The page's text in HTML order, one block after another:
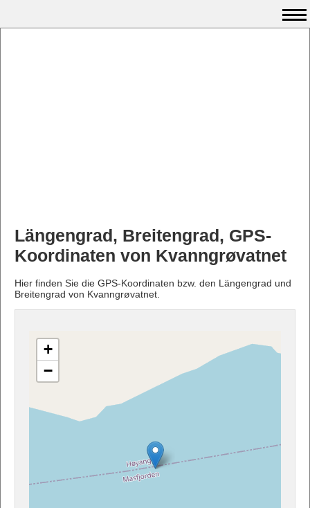
Längengrad, Breitengrad, GPS-
Koordinaten von Kvanngrøvatnet
Hier finden Sie die GPS-Koordinaten bzw. den Längengrad und
Breitengrad von Kvanngrøvatnet.
+
−